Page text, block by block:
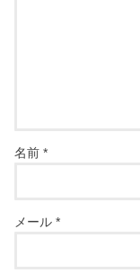
名前*
メール*